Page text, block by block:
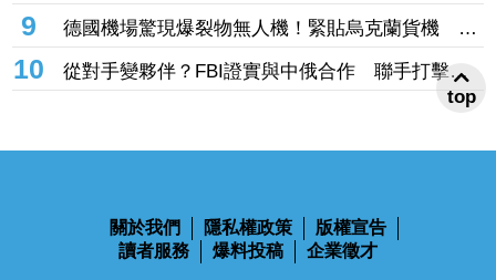
9
德國機場驚現爆裂物無人機！緊貼烏克蘭貨機 內
政部長：不像業餘犯案
10
從對手變夥伴？FBI證實與中俄合作 聯手打擊跨
國犯罪
關於我們 隱私權政策
版權宣告
讀者服務
爆料投稿 企業徵才
top